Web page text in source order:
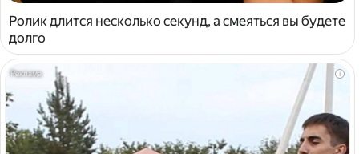
Ролик длится несколько секунд, а смеяться вы будете
долго
i